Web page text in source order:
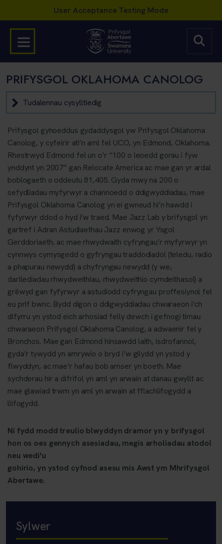
PRIFYSGOL OKLAHOMA CANOLOG
Tudalennau cysylltiedig
Prifysgol gyhoeddus gydaddysgol yw Prifysgol Oklahoma
Canolog, y cyfeirir ati’n aml fel UCO, yn Edmond, Oklahoma.
Rhestrwyd Edmond fel un o’r “100 o leoedd gorau i fyw
ynddynt yn 2007” gan Relocate America ac mae gan yr ardal
boblogaeth o oddeutu 81,405. Gyda mwy na 200 o
sefydliadau myfyrwyr a channoedd o ddigwyddiadau, mae
Prifysgol Oklahoma Canolog yn ei gwneud hi’n hawdd i
fyfyrwyr ddod o hyd i’w traed. Mae Jazz Lab y brifysgol yn
gartref i Adran Astudiaethau Jazz enwog yr Ysgol
Gerddoriaeth, ac mae rhwydwaith cyfryngau’r myfyrwyr yn
cynnwys cymysgedd o gyfryngau traddodiadol (teledu, radio
a phapurau newydd) a chyfryngau newydd (y we,
darllediadau rhwydweithiau, rhwydweithio cymdeithasol) a
grëwyd gan fyfyrwyr a astudiodd cyfryngau proffesiynol fel
eu prif bwnc. Bydd digon o ddigwyddiadau chwaraeon i’ch
difyrru yn ystod eich arhosiad felly dewch i gefnogi timau
chwaraeon Prifysgol Oklahoma Canolog, a adwaenir fel y
Bronchos. Mae gan Edmond hinsawdd laith, isdrofannol,
gyda’r tywydd yn amrywio o bryd i’w gilydd yn ystod y
flwyddyn, ac mae’r hafau bob amser yn boeth. Mae
sychderau hir a difrifol yn aml yn arwain at danau gwyllt ac
mae glawiad trwm yn aml yn arwain at fflachlifogydd a
llifogydd.
Ni fydd modd treulio blwyddyn dramor yn y brifysgol
hon os oes gennych asesiadau, megis arholiadau atodol
neu wedi'u
gohirio, yn ystod cyfnod asesu mis Awst ym Mhrifysgol
Abertawe.
Sylwer